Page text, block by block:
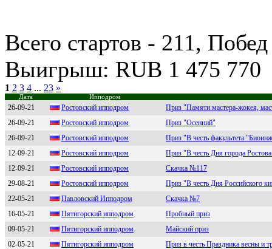
Всего стартов - 211,
Выигрыш: RUB 1 475 770
1 2 3 4 ... 23 »
Дата Ипподром
26-09-21 Роcтовcкий ипподpом
Приз "Памяти мастера-жокея,
26-09-21
Pоcтовcкий ипподром
Приз "Осенний"
26-09-21
Poстoвский иппoдрoм
Приз "В честь факультета
12-09-21
Poстoвский иппoдpoм
Приз "В честь Дня города
12-09-21
Ростовский ипподром
Скачка №117
29-08-21
Pостовский ипподpом
Приз "В честь Дня Российского
22-05-21
Пaвловский Ипподpом
Скачка №7
16-05-21
Пятигорский ипподром
Пробный приз
09-05-21
Пятигоpcкий ипподpом
Майский приз
02-05-21
Пятигopcкий иппoдpoм Приз в честь Праздника весны и